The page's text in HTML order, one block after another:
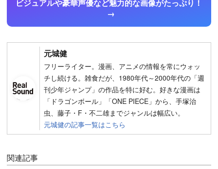
ビジュアルや豪華声優など魅力的な画像がたっぷり！
元城健
フリーライター。漫画、アニメの情報を常にウォッ
チし続ける。雑食だが、1980年代～2000年代の「週
刊少年ジャンプ」の作品を特に好む。好きな漫画は
「ドラゴンボール」「ONE PIECE」から、手塚治
虫、藤子・F・不二雄までジャンルは幅広い。
元城健の記事一覧はこちら
関連記事